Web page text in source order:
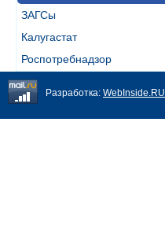
ЗАГСы
Калугастат
Роспотребнадзор
Разработка: WebInside.RU